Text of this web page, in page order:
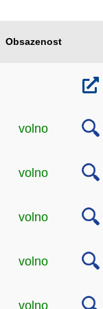
Obsazenost
volno
volno
volno
volno
volno